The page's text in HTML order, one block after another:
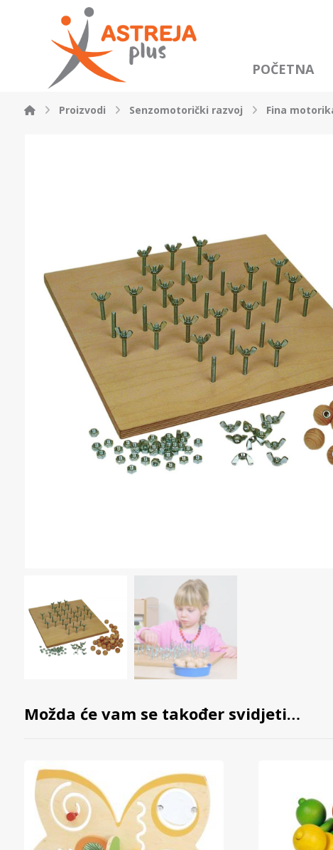
POČETNA
Proizvodi Senzomotorički razvoj Fina
Možda će vam se također svidjeti…